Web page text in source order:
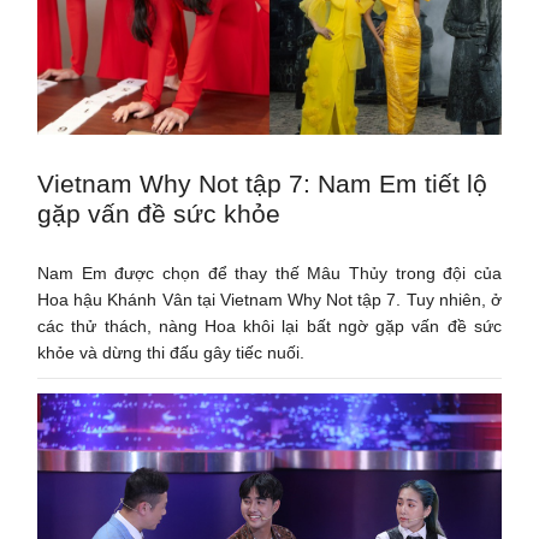
Vietnam Why Not tập 7: Nam Em tiết lộ
gặp vấn đề sức khỏe
Nam Em được chọn để thay thế Mâu Thủy trong đội của
Hoa hậu Khánh Vân tại Vietnam Why Not tập 7. Tuy nhiên, ở
các thử thách, nàng Hoa khôi lại bất ngờ gặp vấn đề sức
khỏe và dừng thi đấu gây tiếc nuối.